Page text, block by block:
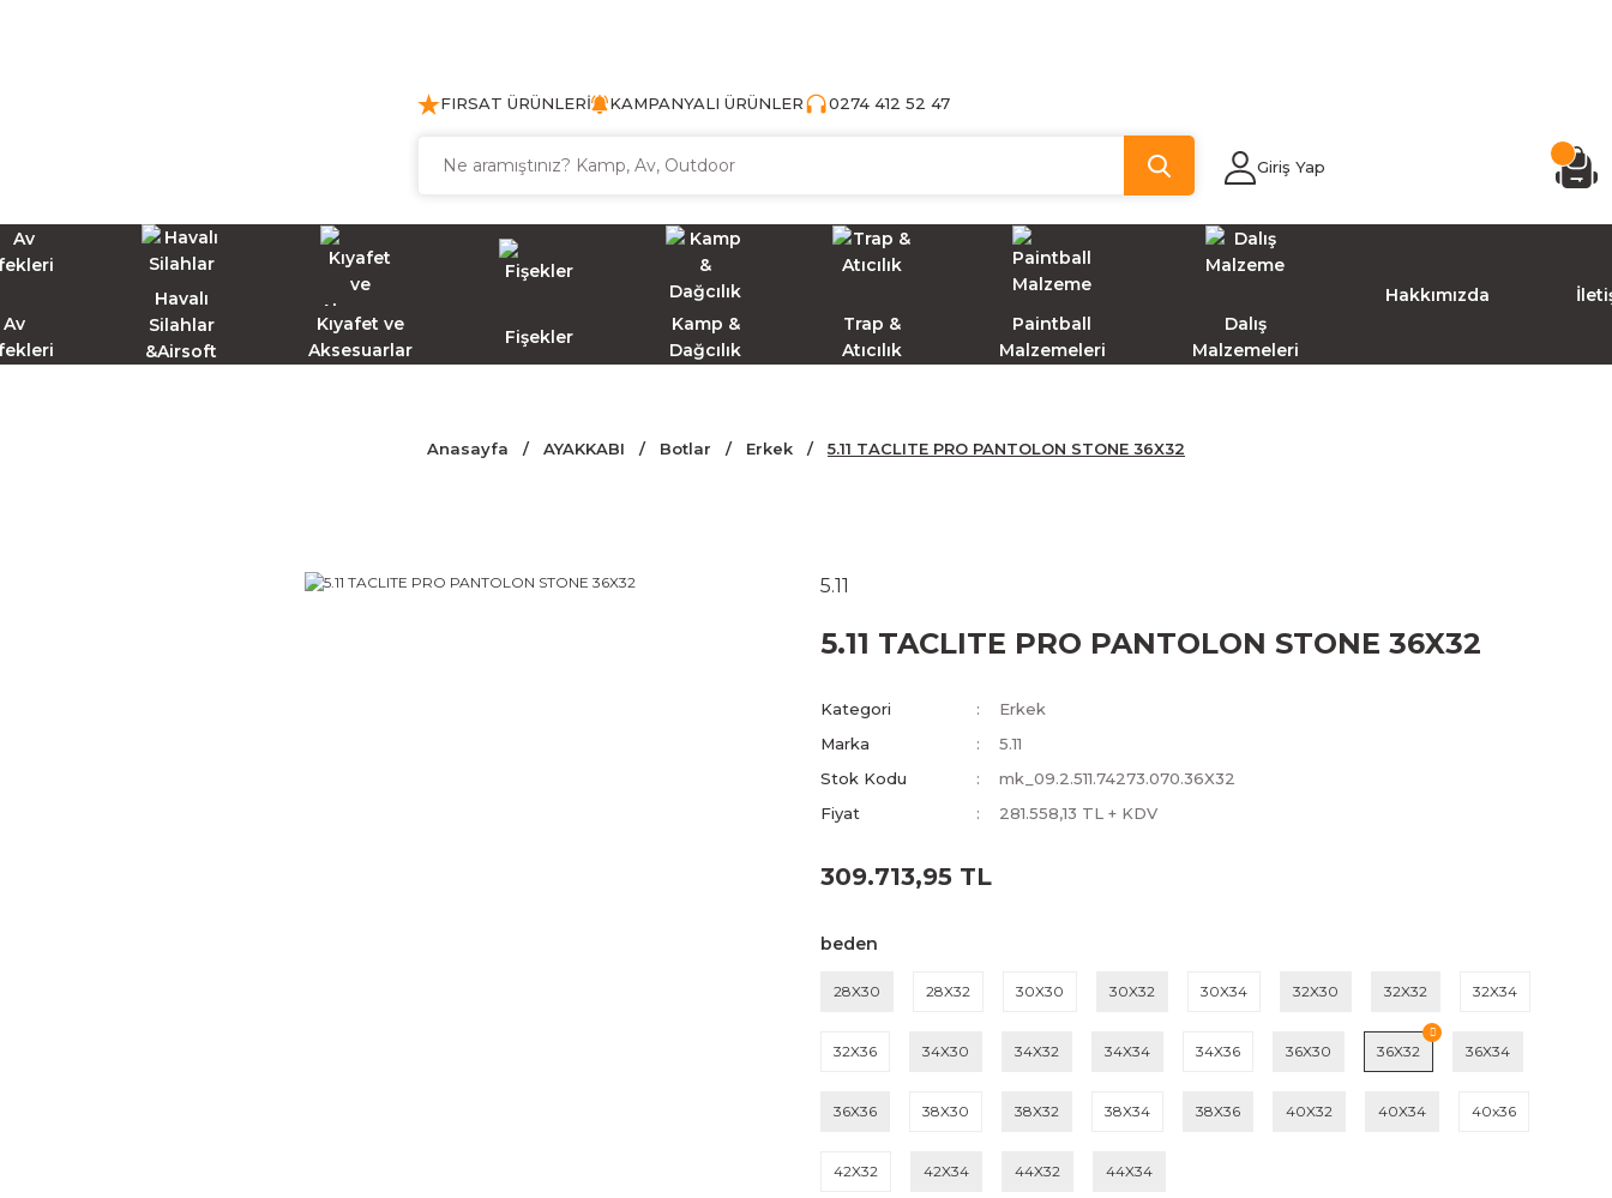
FIRSAT ÜRÜNLERİ KAMPANYALI ÜRÜNLER 0274 412 52 47
Giriş Yap
Av
Havalı
Silahlar
&Airsoft
Kıyafet ve
Aksesuarlar
Fişekler
Kamp &
Dağcılık
Trap &
Atıcılık
Paintball
Malzemeleri
Dalış
Malzemeleri
Hakkımızda
Anasayfa AYAKKABI Botlar Erkek 5.11 TACLITE PRO PANTOLON STONE 36X32
5.11
5.11 TACLITE PRO PANTOLON STONE 36X32
Kategori
Erkek
Marka
5.11
Stok Kodu
mk_09.2.511.74273.070.36X32
Fiyat
281.558,13 TL + KDV
309.713,95 TL
beden
28X30 28X32 30X30 30X32 30X34 32X30 32X32 32X34
32X36 34X30 34X32 34X34 34X36 36X30 36X32 36X34
36X36 38X30 38X32 38X34 38X36 40X32 40X34 40x36
42X32 42X34 44X32 44X34